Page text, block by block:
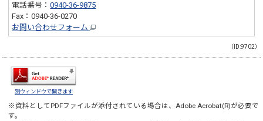
電話番号：0940-36-9875
Fax：0940-36-0270
お問い合わせフォーム
（ID:9702）
別ウィンドウで開きます
※資料としてPDFファイルが添付されている場合は、Adobe Acrobat(R)が必要で
す。